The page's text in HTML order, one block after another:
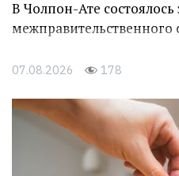
В Чолпон-Ате
07.08.2026 178